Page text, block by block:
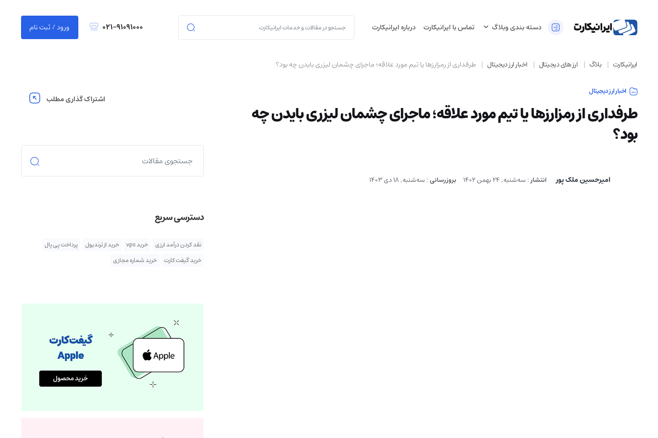
دسته بندی وبلاگ تماس با ایرانیکارت درباره ایرانیکارت 021-91091000 ورود / ثبت نام
ایرانیکارت بلاگ ارز های دیجیتال اخبار ارز دیجیتال طرفداری از رمزارزها یا تیم مورد علاقه؛ ماجرای چشمان لیزری بایدن چه بود؟
اخبار ارز دیجیتال
طرفداری از رمزارزها یا تیم مورد علاقه؛ ماجرای چشمان لیزری بایدن چه
بود؟
امیرحسین ملک پور انتشار: سه‌شنبه, 24 بهمن 1402 بروزرسانی: سه‌شنبه, 18 دی 1403
اشتراک گذاری مطلب
دسترسی سریع
نقد کردن درآمد ارزی خرید vps خرید از ترندیول
پرداخت پی پال
خرید گیفت کارت
خرید شماره مجازی